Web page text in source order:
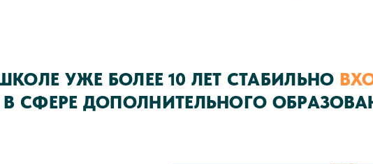
УЖЕ БОЛЕЕ 10 ЛЕТ СТАБИЛЬНО
СФЕРЕ ДОПОЛНИТЕЛЬНОГО